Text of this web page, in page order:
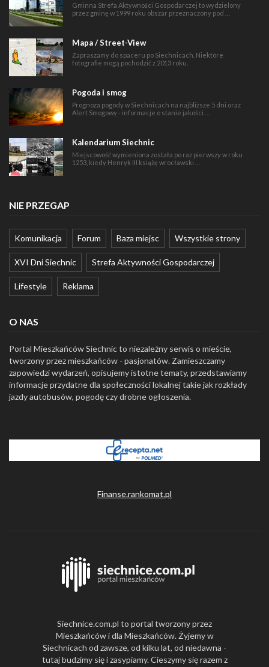
Gminna Strefa Aktywności Gospodarczej to wydzielony
przez gminę w 1999 roku obszar przeznaczony pod …
Mapa / Street-View
Zapraszamy do spaceru po Siechnicach. Niektóre
fotografie mogą pochodzić z 2013 roku.
Pogoda i smog
Prognoza pogody w Siechnicach na najbliższe 5 dni oraz
Alert Smogowy - informacje o stanie jakości …
Kalendarium Siechnic
Miejscowość wymieniona została po raz pierwszy w roku
1253, kiedy Henryk III książę wrocławski …
NIE PRZEGAP
Komunikacja Forum Baza miejsc Wszystkie strony
XVI Dni Siechnic Strefa Aktywności Gospodarczej
Lifestyle Reklama
O NAS
Portal Mieszkańców Siechnic to niezależny serwis o mieście,
tworzony przez mieszkańców - pasjonatów. Zamieszczamy
zapowiedzi wydarzeń, opisujemy istotne tematy, przedstawiamy
informacje przydatne dla społeczności lokalnej takie jak rozkłady
jazdy autobusów, pogodę czy drobne ogłoszenia.
Finanse.rankomat.pl
Siechnice.com.pl to portal tworzony przez
Mieszkańców i dla Mieszkańców. Żyjemy w
Siechnicach od zawsze, od kilku lat, od niedawna -
tutaj budzimy się i zasypiamy. Cieszymy się razem z